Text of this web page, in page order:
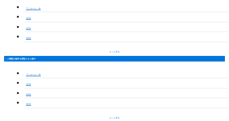
ワンルーム・1K
1LDK
2LDK
3LDK
もっと見る
八事駅の物件を間取りから探す
ワンルーム・1K
1LDK
2LDK
3LDK
もっと見る